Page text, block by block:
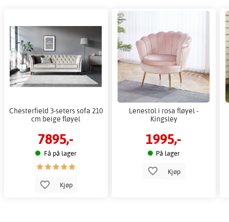
Chesterfield 3-seters sofa 210
cm beige fløyel
7895,-
Få på lager
Kjøp
Lenestol i rosa fløyel -
Kingsley
1995,-
På lager
Kjøp